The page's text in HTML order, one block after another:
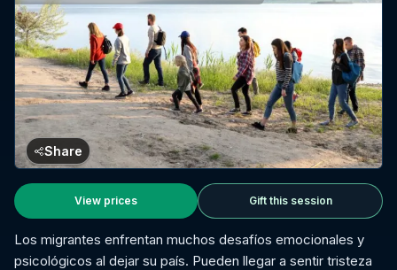
Share
View prices Gift this session
Los migrantes enfrentan muchos desafíos emocionales y
psicológicos al dejar su país. Pueden llegar a sentir tristeza